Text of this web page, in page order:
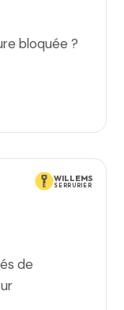
bloquée ?
WILLEMS
SERRURIER
de